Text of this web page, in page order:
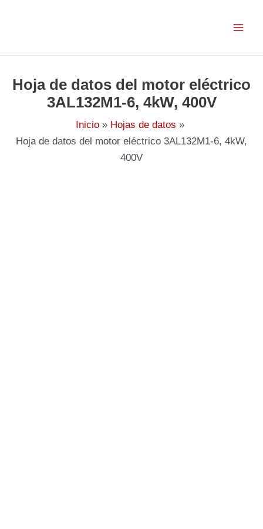
Hoja de datos del motor eléctrico
3AL132M1-6, 4kW, 400V
Inicio
Hojas de datos
Hoja de datos del motor eléctrico 3AL132M1-6, 4kW,
400V